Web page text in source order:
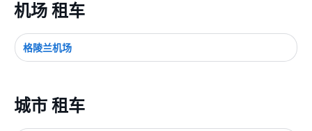
机场 租车
格陵兰机场
城市 租车